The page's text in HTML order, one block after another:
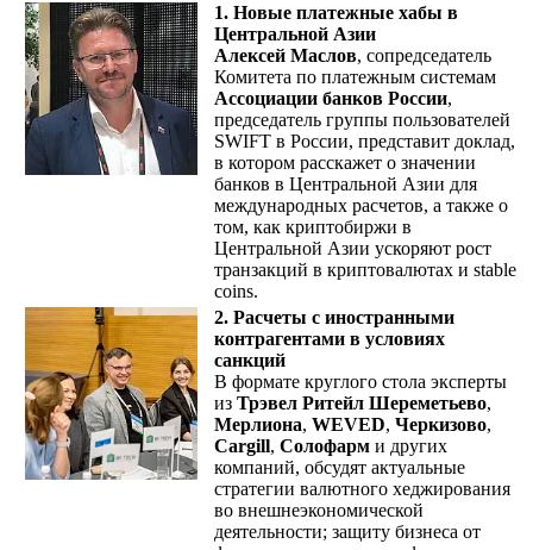
1. Новые платежные хабы в
Центральной Азии
Алексей Маслов, сопредседатель
Комитета по платежным системам
Ассоциации банков России,
председатель группы пользователей
SWIFT в России, представит доклад,
в котором расскажет о значении
банков в Центральной Азии для
международных расчетов, а также о
том, как криптобиржи в
Центральной Азии ускоряют рост
транзакций в криптовалютах и stable
coins.
2. Расчеты с иностранными
контрагентами в условиях
санкций
В формате круглого стола эксперты
из Трэвел Ритейл Шереметьево,
Мерлиона, WEVED, Черкизово,
Cargill, Солофарм и других
компаний, обсудят актуальные
стратегии валютного хеджирования
во внешнеэкономической
деятельности; защиту бизнеса от